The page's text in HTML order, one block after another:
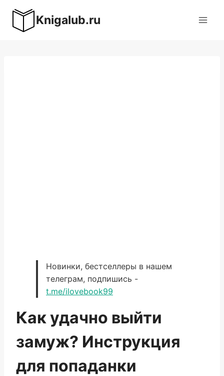
содержимому
Knigalub.ru
Новинки, бестселлеры в нашем
телеграм, подпишись -
t.me/ilovebook99
Как удачно выйти
замуж? Инструкция
для попаданки